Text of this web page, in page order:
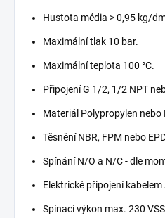
Hustota média > 0,95 kg/
Maximální tlak 10 bar.
Maximální teplota 100 °C.
Připojení G 1/2, 1/2 NPT
Materiál Polypropylen nebo
Těsnění NBR, FPM nebo
Spínání N/O a N/C - dle
Elektrické připojení kabelem
Spínací výkon max. 230